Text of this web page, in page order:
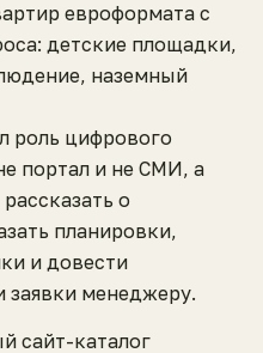
евроформата с
детские площадки,
наземный
роль цифрового
портал и не СМИ, а
о
планировки,
и довести
заявки менеджеру.
сайт-каталог